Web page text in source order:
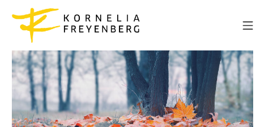
Inhalt
springen
Sucht- und